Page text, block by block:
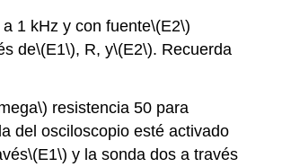
1 kHz y con fuente\(E2\)
de\(E1\), R, y\(E2\). Recuerda
resistencia 50 para
del osciloscopio esté activado
\(E1\) y la sonda dos a través